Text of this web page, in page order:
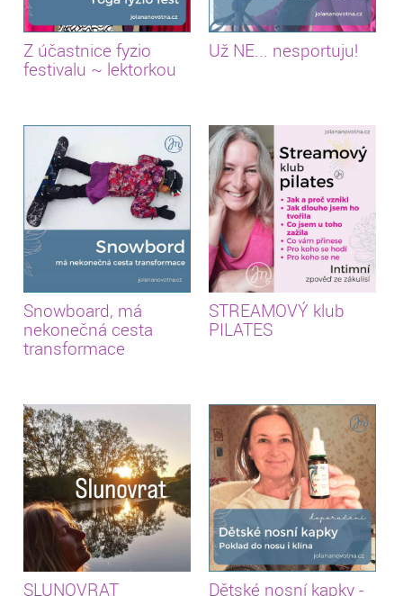
Z účastnice fyzio
festivalu ~ lektorkou
Už NE... nesportuju!
Snowboard, má
nekonečná cesta
transformace
STREAMOVÝ klub
PILATES
SLUNOVRAT
Dětské nosní kapky -